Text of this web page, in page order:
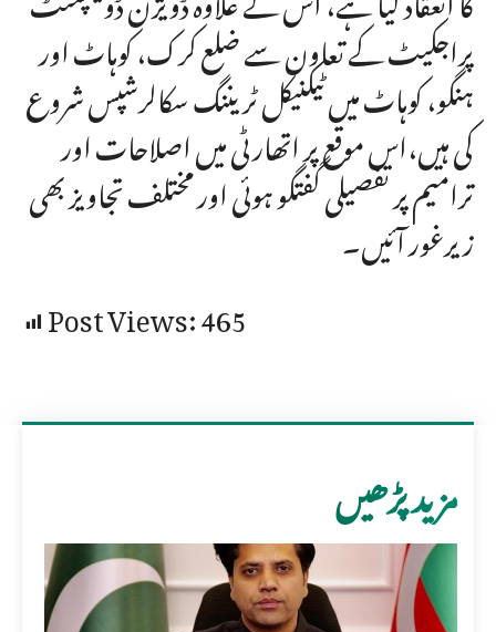
پراجکیٹ کے تعاون سے ضلع کرک، کوہاٹ اور
ہنگو، کوہاٹ میں ٹیکنیکل ٹریننگ سکالرشپس شروع
کی ہیں،اس موقع پر اتھارٹی میں اصلاحات اور
ترامیم پر تفصیلی گفتگو ہوئی اور مختلف تجاویز بھی
زیرغور آئیں۔
Post Views:465
مزید پڑھیں